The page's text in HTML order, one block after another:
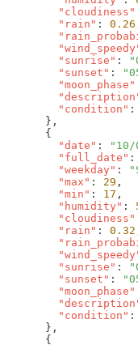
        "cloudiness"
        "rain"
: 0.26
        "sunrise"
:
        "sunset"
:
        "moon_phase"
        "condition"
:
        "date"
: "10/
        "full_date"
:
        "weekday"
:
        "max"
: 29
        "min"
: 17
        "humidity"
:
        "cloudiness"
        "rain"
: 0.32
        "sunrise"
:
        "sunset"
:
        "moon_phase"
        "condition"
: